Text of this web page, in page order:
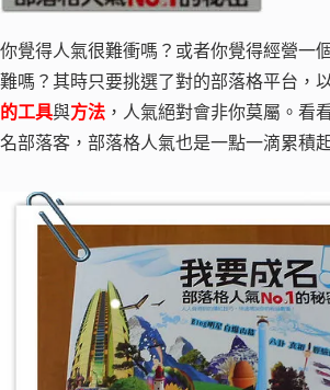
你覺得人氣很難衝嗎？或者你覺得經營一
難嗎？其時只要挑選了對的部落格平台，
的工具與方法 ，人氣絕對會非你莫屬。看
名部落客，部落格人氣也是一點一滴累積